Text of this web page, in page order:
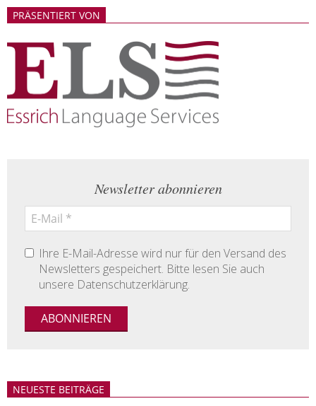
21PRÄSENTIERT VON
Newsletter abonnieren
Ihre E-Mail-Adresse wird nur für den Versand des
Newsletters gespeichert. Bitte lesen Sie auch
unsere Datenschutzerklärung.
NEUESTE BEITRÄGE